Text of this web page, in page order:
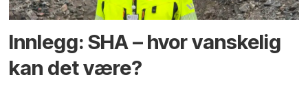
Innlegg: SHA – hvor vanskelig
kan det være?